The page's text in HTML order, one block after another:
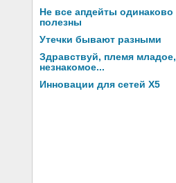
Не все апдейты одинаково
полезны
Утечки бывают разными
Здравствуй, племя младое,
незнакомое...
Инновации для сетей X5